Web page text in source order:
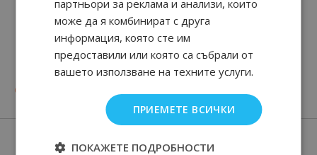
Code Parfum
от лв.
Acqua di Gio Profondo
Parfum
74. € / 145.
партньори за реклама и анализи, които
може да я комбинират с друга
информация, която сте им
предоставили или която са събрали от
вашето използване на техните услуги.
ПРИЕМЕТЕ ВСИЧКИ
ПОКАЖЕТЕ ПОДРОБНОСТИ